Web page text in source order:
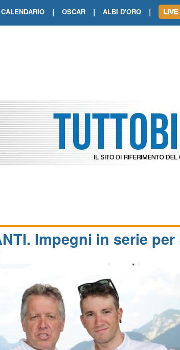
CALENDARIO | OSCAR | ALBI D'ORO |
TOUR
Impegni in serie per